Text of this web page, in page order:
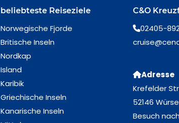
beliebteste Reiseziele
Norwegische Fjorde
Britische Inseln
Nordkap
Island
Karibik
Griechische Inseln
Kanarische Inseln
C&O
02405-
Adresse
Krefelder
52146
Besuch